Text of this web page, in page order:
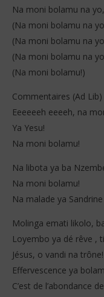
Na moni bolamu na yo,
(Na moni bolamu na
(Na moni bolamu na
(Na moni bolamu na
(Na moni bolamu!)
Commentaires (Ad Lib)
Eeeeeeh eeeeh, na
Ya Yesu!
Na moni bolamu!
Na libota ya ba
Na moni bolamu!
Na malade ya
Molinga emati likolo,
Loyembo ya dé rêve ,
Jésus, o vandi na trône!
Effervescence ya
C’est de l’abondance